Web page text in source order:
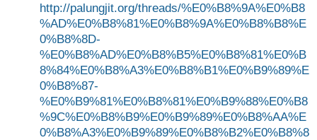
http://palungjit.org/threads/%E0%B8%9A%E0%B8
%AD%E0%B8%81%E0%B8%9A%E0%B8%B8%E
0%B8%8D-
%E0%B8%AD%E0%B8%B5%E0%B8%81%E0%B
8%84%E0%B8%A3%E0%B8%B1%E0%B9%89%E
0%B8%87-
%E0%B9%81%E0%B8%81%E0%B9%88%E0%B8
%9C%E0%B8%B9%E0%B9%89%E0%B8%AA%E
0%B8%A3%E0%B9%89%E0%B8%B2%E0%B8%8